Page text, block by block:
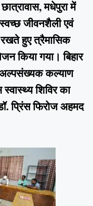
मधेपुरा में
जीवनशैली एवं
हुए त्रैमासिक
किया गया। बिहार
अल्पसंख्यक कल्याण
शिविर का
प्रिंस फिरोज अहमद